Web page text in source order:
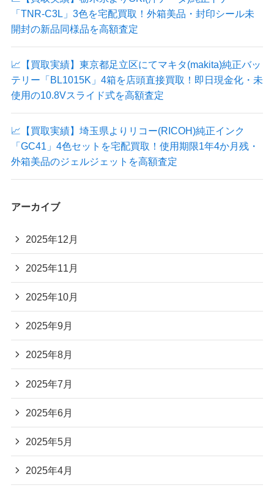
「TNR-C3L」3色を宅配買取！外箱美品・封印シール未
開封の新品同様品を高額査定
📈【買取実績】東京都足立区にてマキタ(makita)純正バッ
テリー「BL1015K」4箱を店頭直接買取！即日現金化・未
使用の10.8Vスライド式を高額査定
📈【買取実績】埼玉県よりリコー(RICOH)純正インク
「GC41」4色セットを宅配買取！使用期限1年4か月残・
外箱美品のジェルジェットを高額査定
アーカイブ
2025年12月
2025年11月
2025年10月
2025年9月
2025年8月
2025年7月
2025年6月
2025年5月
2025年4月